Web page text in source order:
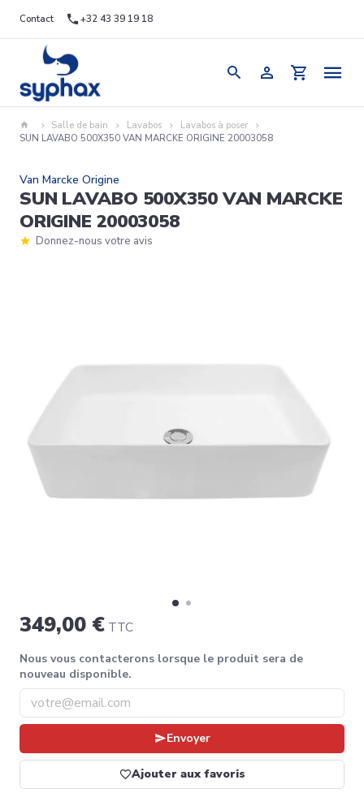
Contact +32 43 39 19 18
Salle de bain Lavabos
Lavabos à poser
SUN LAVABO 500X350 VAN MARCKE ORIGINE 20003058
Van Marcke Origine
SUN LAVABO 500X350 VAN MARCKE
ORIGINE 20003058
Donnez-nous votre avis
349,00 € TTC
Nous vous contacterons lorsque le produit sera de
nouveau disponible.
Envoyer
Ajouter aux favoris